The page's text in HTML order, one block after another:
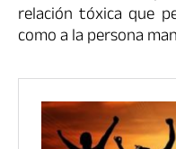
relación tóxica que
como a la persona